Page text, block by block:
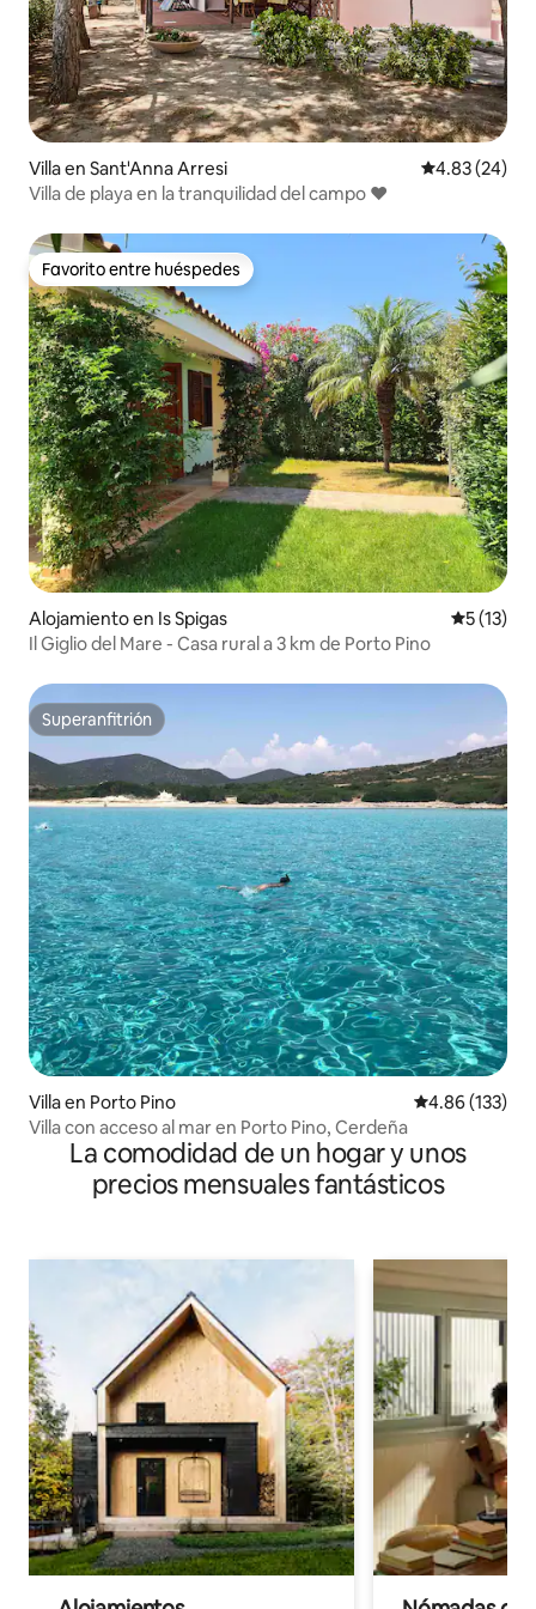
Villa en Sant'Anna Arresi Calificación
4.83 (24)
Villa de playa en la tranquilidad del campo ❤️
Favorito entre huéspedes
Favorito entre huéspedes
Alojamiento en Is Spigas
5 (13)
Il Giglio del Mare - Casa rural a 3 km de Porto Pino
Superanfitrión
Superanfitrión
Villa en Porto Pino Calificación
4.86 (133)
Villa con acceso al mar en Porto Pino, Cerdeña
La comodidad de un hogar y unos
precios mensuales fantásticos